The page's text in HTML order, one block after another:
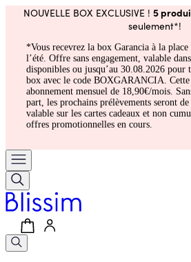
NOUVELLE BOX EXCLUSIVE ! 5
seulement*!
*Vous recevrez la box Garancia à la
l’été. Offre sans engagement, valable
disponibles ou jusqu’au 30.08.2026 pour
box avec le code BOXGARANCIA.
abonnement mensuel de 18,90€/mois.
part, les prochains prélèvements seront
valable sur les cartes cadeaux et non
offres promotionnelles en cours.